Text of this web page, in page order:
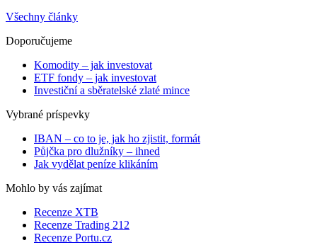
Všechny články
Doporučujeme
Komodity – jak investovat
ETF fondy – jak investovat
Investiční a sběratelské zlaté mince
Vybrané príspevky
IBAN – co to je, jak ho zjistit, formát
Půjčka pro dlužníky – ihned
Jak vydělat peníze klikáním
Mohlo by vás zajímat
Recenze XTB
Recenze Trading 212
Recenze Portu.cz